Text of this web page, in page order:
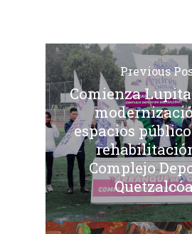
Previous
Comienza
espacios
Complejo